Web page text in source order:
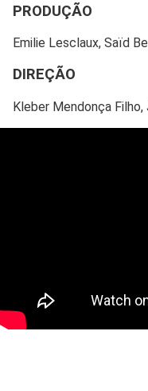
PRODUÇÃO
Emilie Lesclaux, Saïd
DIREÇÃO
Kleber Mendonça